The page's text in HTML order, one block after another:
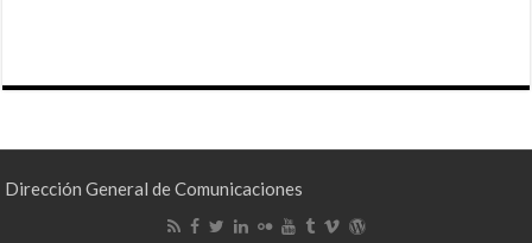
Dirección General de Comunicaciones